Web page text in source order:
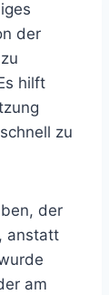
der
hilft
zu
der
anstatt
am